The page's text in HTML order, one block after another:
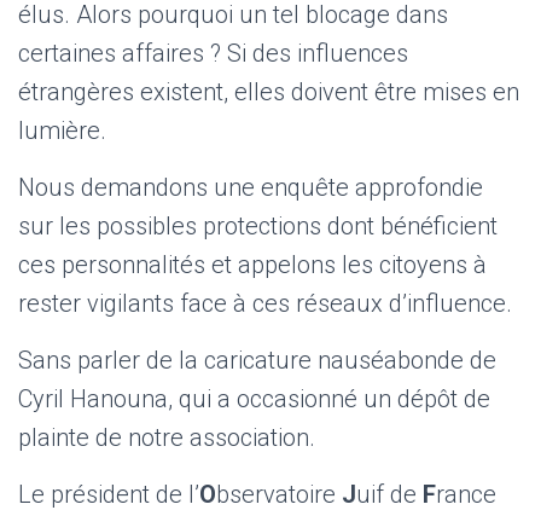
élus. Alors pourquoi un tel blocage dans
certaines affaires ? Si des influences
étrangères existent, elles doivent être mises en
lumière.
Nous demandons une enquête approfondie
sur les possibles protections dont bénéficient
ces personnalités et appelons les citoyens à
rester vigilants face à ces réseaux d’influence.
Sans parler de la caricature nauséabonde de
Cyril Hanouna, qui a occasionné un dépôt de
plainte de notre association.
Le président de l’Observatoire Juif de France